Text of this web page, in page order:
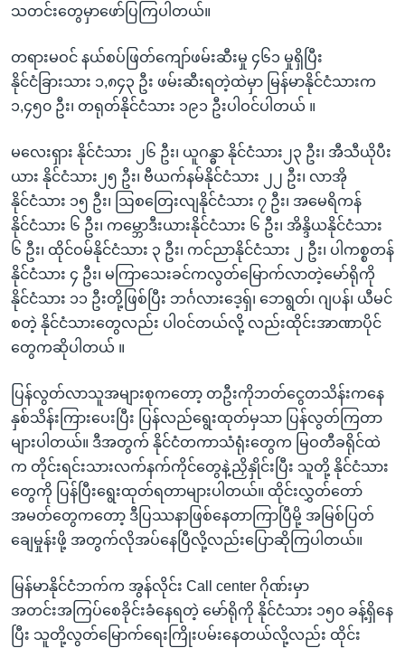
သတင်းတွေမှာဖော်ပြကြပါတယ်။
တရားမဝင် နယ်စပ်ဖြတ်ကျော်ဖမ်းဆီးမှု ၄၆၁ မှုရှိပြီး
နိုင်ငံခြားသား ၁,၈၄၃ ဦး ဖမ်းဆီးရတဲ့ထဲမှာ မြန်မာနိုင်ငံသားက
၁,၄၅၀ ဦး၊ တရုတ်နိုင်ငံသား ၁၉၁ ဦးပါဝင်ပါတယ် ။
မလေးရှား နိုင်ငံသား ၂၆ ဦး၊ ယူဂန္ဓာ နိုင်ငံသား၂၃ ဦး၊ အီသီယိုပီး
ယား နိုင်ငံသား၂၅ ဦး၊ ဗီယက်နမ်နိုင်ငံသား ၂၂ ဦး၊ လာအို
နိုင်ငံသား ၁၅ ဦး၊ ဩစတြေးလျနိုင်ငံသား ၇ ဦး၊ အမေရိကန်
နိုင်ငံသား ၆ ဦး၊ ကမ္ဘောဒီးယားနိုင်ငံသား ၆ ဦး၊ အိန္ဒိယနိုင်ငံသား
၆ ဦး၊ ထိုင်ဝမ်နိုင်ငံသား ၃ ဦး၊ ကင်ညာနိုင်ငံသား ၂ ဦး၊ ပါကစ္စတန်
နိုင်ငံသား ၄ ဦး၊ မကြာသေးခင်ကလွတ်မြောက်လာတဲ့မော်ရိုကို
နိုင်ငံသား ၁၁ ဦးတို့ဖြစ်ပြီး ဘင်္ဂလားဒေ့ရှ်၊ ဘေရွတ်၊ ဂျပန်၊ ယီမင်
စတဲ့ နိုင်ငံသားတွေလည်း ပါဝင်တယ်လို့ လည်းထိုင်းအာဏာပိုင်
တွေကဆိုပါတယ် ။
ပြန်လွတ်လာသူအများစုကတော့ တဦးကိုဘတ်ငွေတသိန်းကနေ
နှစ်သိန်းကြားပေးပြီး ပြန်လည်ရွေးထုတ်မှသာ ပြန်လွတ်ကြတာ
များပါတယ်။ ဒီအတွက် နိုင်ငံတကာသံရုံးတွေက မြဝတီခရိုင်ထဲ
က တိုင်းရင်းသားလက်နက်ကိုင်တွေနဲ့ညှိနှိုင်းပြီး သူတို့ နိုင်ငံသား
တွေကို ပြန်ပြီးရွေးထုတ်ရတာများပါတယ်။ ထိုင်းလွှတ်တော်
အမတ်တွေကတော့ ဒီပြဿနာဖြစ်နေတာကြာပြီမို့ အမြစ်ပြတ်
ချေမှုန်းဖို့ အတွက်လိုအပ်နေပြီလို့လည်းပြောဆိုကြပါတယ်။
မြန်မာနိုင်ငံဘက်က အွန်လိုင်း Call center ဂိုဏ်းမှာ
အတင်းအကြပ်စေခိုင်းခံနေရတဲ့ မော်ရိုကို နိုင်ငံသား ၁၅၀ ခန့်ရှိနေ
ပြီး သူတို့လွတ်မြောက်ရေးကြိုးပမ်းနေတယ်လို့လည်း ထိုင်း